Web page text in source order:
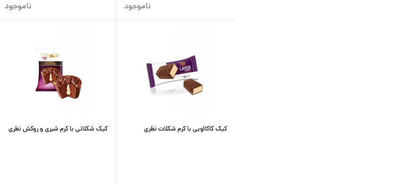
ناموجود ناموجود
کیک کاکائویی با کرم شکلات نظری کیک شکلاتی با کرم شیری و روکش نظری